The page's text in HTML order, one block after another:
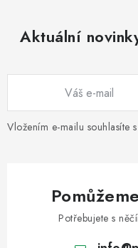
Aktuální
Vložením e-mailu souhlasíte s
Potřebujete s